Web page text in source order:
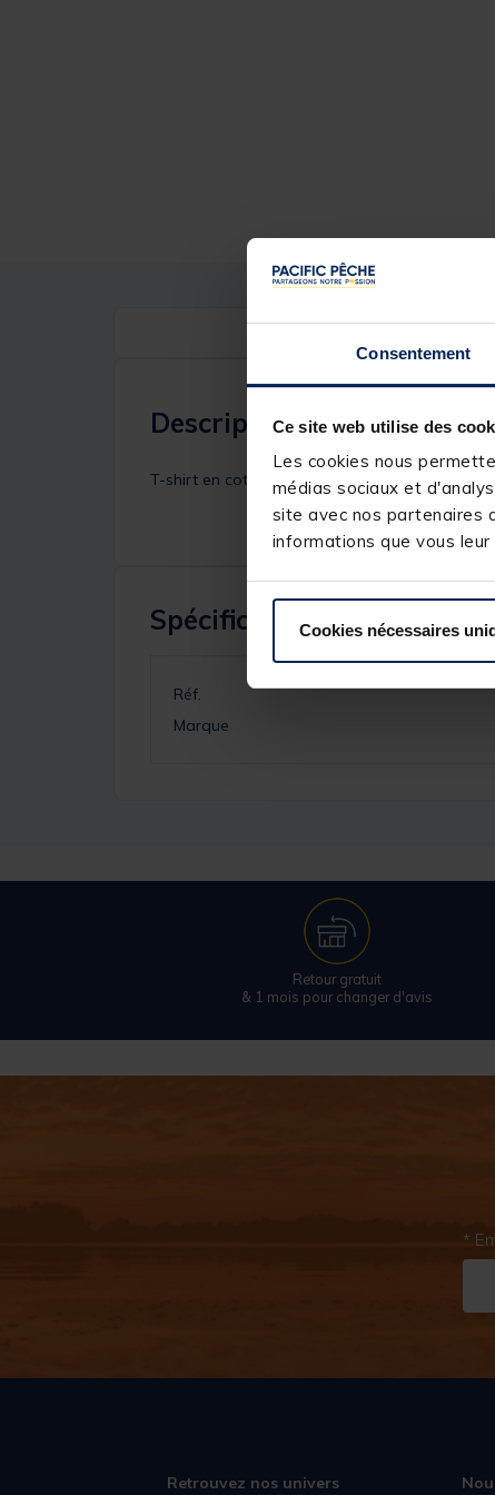
Consentement
Ce site web utilise des
Les cookies nous
médias sociaux et
site avec nos partenaires
informations que vous
Cookies nécessaires
Description
T-shirt en coton à l'effigie de la marque
Spécifications
Réf.
Marque
Retour gratuit
& 1 mois pour changer d'avis
*
Retrouvez nos univers